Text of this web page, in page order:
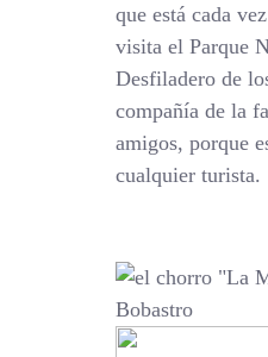
que está cada
visita el Parque
Desfiladero de
compañía de la
amigos, porque
cualquier turista.